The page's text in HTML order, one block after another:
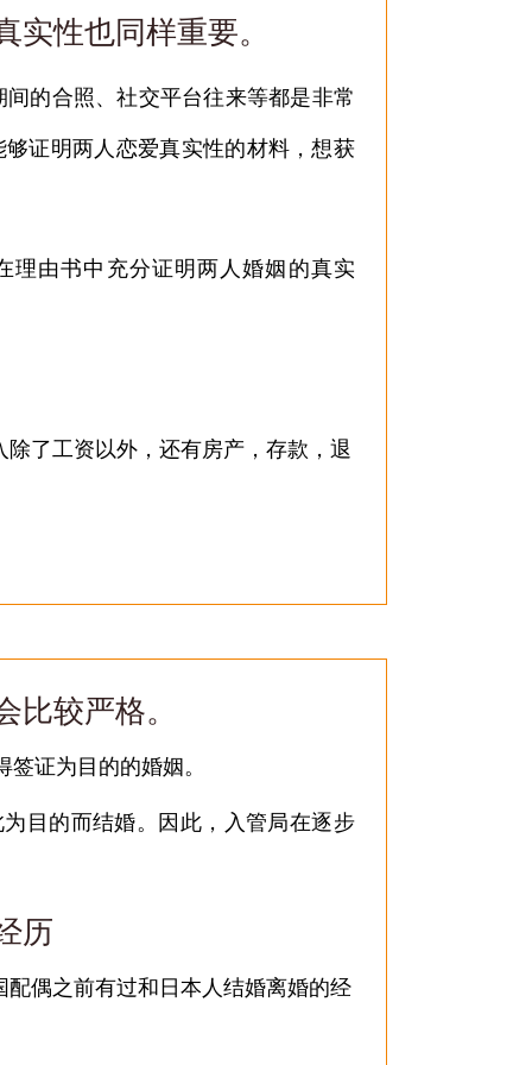
性也同样重要。
的合照、社交平台往来等都是非常
证明两人恋爱真实性的材料，想获
理由书中充分证明两人婚姻的真实
了工资以外，还有房产，存款，退
较严格。
证为目的的婚姻。
目的而结婚。因此，入管局在逐步
历
偶之前有过和日本人结婚离婚的经